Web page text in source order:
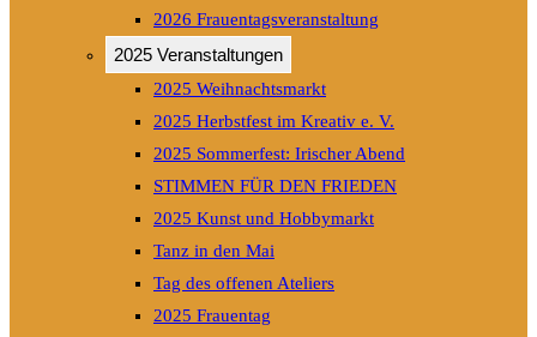
2026 Frauentagsveranstaltung
2025 Veranstaltungen
2025 Weihnachtsmarkt
2025 Herbstfest im Kreativ e. V.
2025 Sommerfest: Irischer Abend
STIMMEN FÜR DEN FRIEDEN
2025 Kunst und Hobbymarkt
Tanz in den Mai
Tag des offenen Ateliers
2025 Frauentag